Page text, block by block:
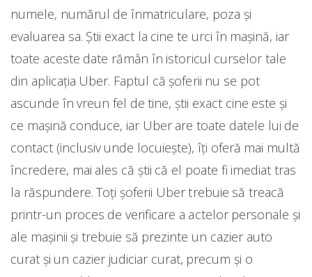
numele, numărul de înmatriculare, poza şi
evaluarea sa. Știi exact la cine te urci în mașină, iar
toate aceste date rămân în istoricul curselor tale
din aplicația Uber. Faptul că șoferii nu se pot
ascunde în vreun fel de tine, știi exact cine este și
ce mașină conduce, iar Uber are toate datele lui de
contact (inclusiv unde locuiește), îți oferă mai multă
încredere, mai ales că știi că el poate fi imediat tras
la răspundere. Toţi şoferii Uber trebuie să treacă
printr-un proces de verificare a actelor personale și
ale mașinii și trebuie să prezinte un cazier auto
curat și un cazier judiciar curat, precum și o